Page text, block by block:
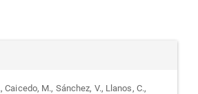
Caicedo, M., Sánchez, V., Llanos, C.,